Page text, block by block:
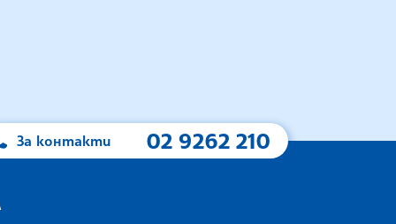
За контакти 02 9262 210